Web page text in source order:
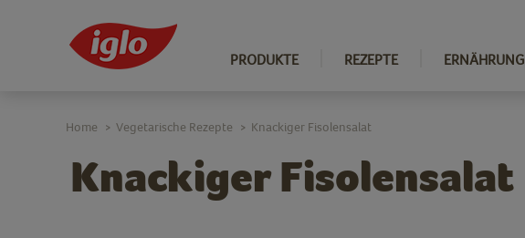
PRODUKTE REZEPTE ERNÄHRUNG
Knackiger Fisolensalat
Home > Vegetarische Rezepte > Knackiger Fisolensalat